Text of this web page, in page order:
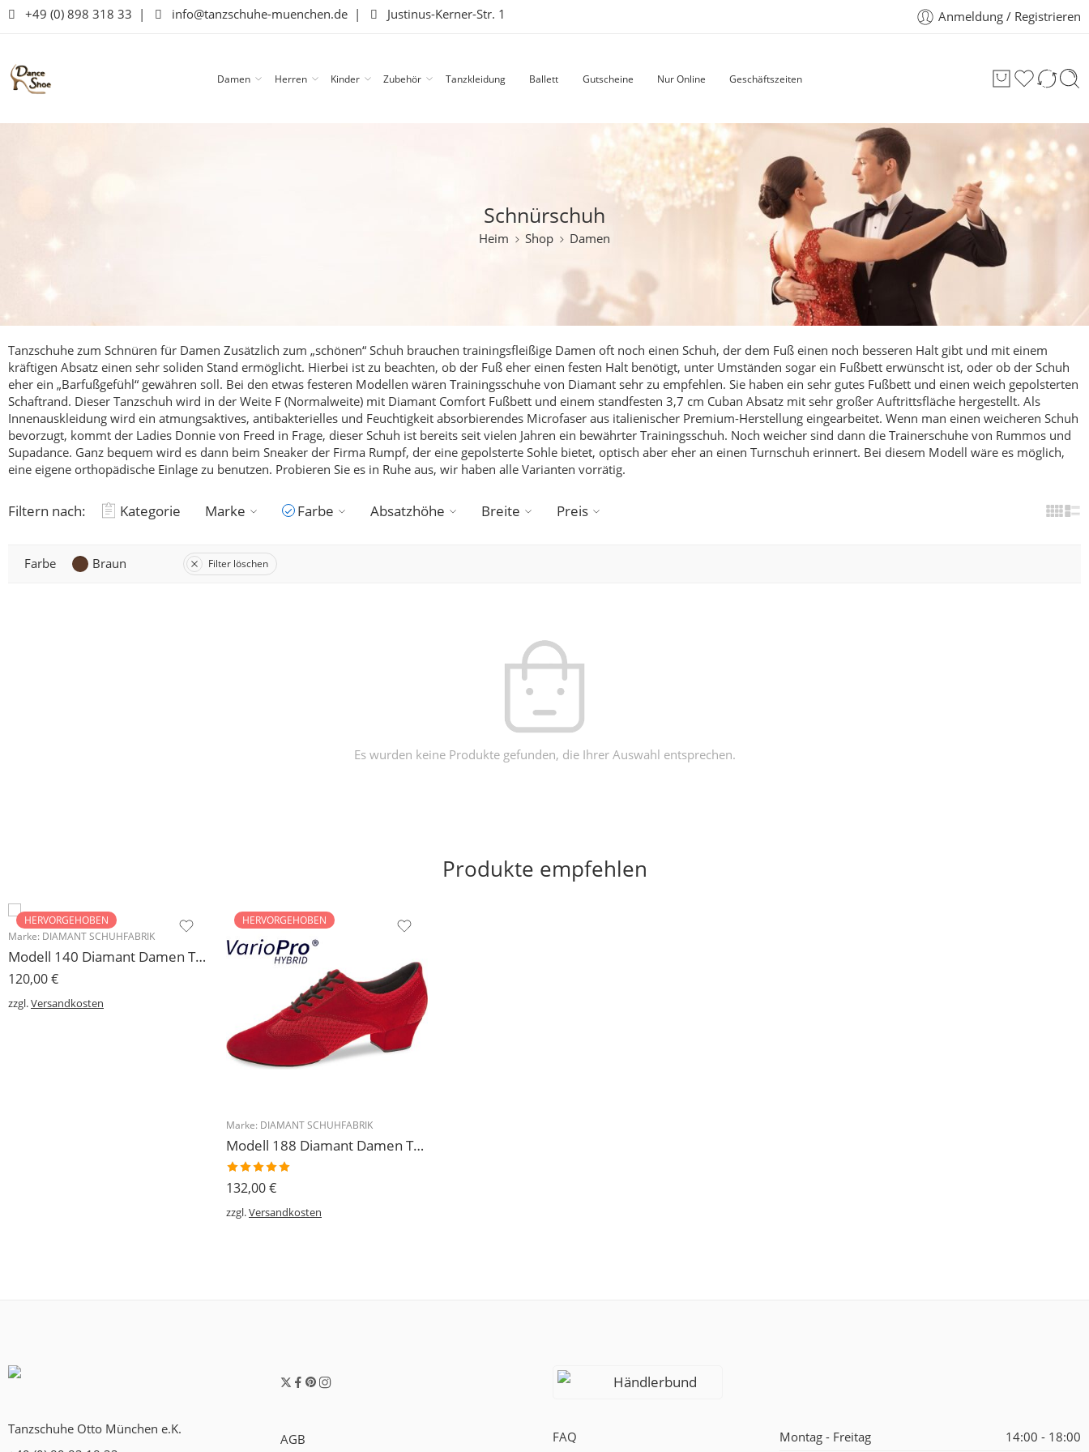
+49 (0) 898 318 33 | info@tanzschuhe-muenchen.de | Justinus-Kerner-Str. 1 Anmeldung / Registrieren
Damen Herren Kinder Zubehör Tanzkleidung Ballett Gutscheine Nur Online Geschäftszeiten
Schnürschuh
Heim Shop Damen
Tanzschuhe zum Schnüren für Damen Zusätzlich zum „schönen“ Schuh brauchen trainingsfleißige Damen oft noch einen Schuh, der dem Fuß einen noch besseren Halt gibt und mit einem
kräftigen Absatz einen sehr soliden Stand ermöglicht. Hierbei ist zu beachten, ob der Fuß eher einen festen Halt benötigt, unter Umständen sogar ein Fußbett erwünscht ist, oder ob der Schuh
eher ein „Barfußgefühl“ gewähren soll. Bei den etwas festeren Modellen wären Trainingsschuhe von Diamant sehr zu empfehlen. Sie haben ein sehr gutes Fußbett und einen weich gepolsterten
Schaftrand. Dieser Tanzschuh wird in der Weite F (Normalweite) mit Diamant Comfort Fußbett und einem standfesten 3,7 cm Cuban Absatz mit sehr großer Auftrittsfläche hergestellt. Als
Innenauskleidung wird ein atmungsaktives, antibakterielles und Feuchtigkeit absorbierendes Microfaser aus italienischer Premium-Herstellung eingearbeitet. Wenn man einen weicheren Schuh
bevorzugt, kommt der Ladies Donnie von Freed in Frage, dieser Schuh ist bereits seit vielen Jahren ein bewährter Trainingsschuh. Noch weicher sind dann die Trainerschuhe von Rummos und
Supadance. Ganz bequem wird es dann beim Sneaker der Firma Rumpf, der eine gepolsterte Sohle bietet, optisch aber eher an einen Turnschuh erinnert. Bei diesem Modell wäre es möglich,
eine eigene orthopädische Einlage zu benutzen. Probieren Sie es in Ruhe aus, wir haben alle Varianten vorrätig.
Filtern nach: Kategorie Marke Farbe Absatzhöhe Breite Preis
Farbe Braun Filter löschen
Es wurden keine Produkte gefunden, die Ihrer Auswahl entsprechen.
Produkte empfehlen
HERVORGEHOBEN
Marke: DIAMANT SCHUHFABRIK
Modell 140 Diamant Damen Trainerschuh Microfaser 3,7 cm
120,00€
zzgl.Versandkosten
HERVORGEHOBEN
Marke: DIAMANT SCHUHFABRIK
Modell 188 Diamant Damen Tanzschuh Trainer geteilte Chromledersohle
Bewertet
mit5.00
von 5
132,00€
zzgl.Versandkosten
Tanzschuhe Otto München e.K.
AGB
Händlerbund
FAQ Montag - Freitag 14:00 - 18:00